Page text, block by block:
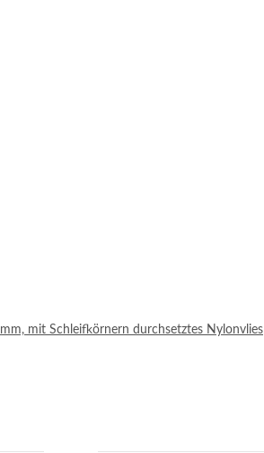
mit Schleifkörnern durchsetztes Nylonvlies